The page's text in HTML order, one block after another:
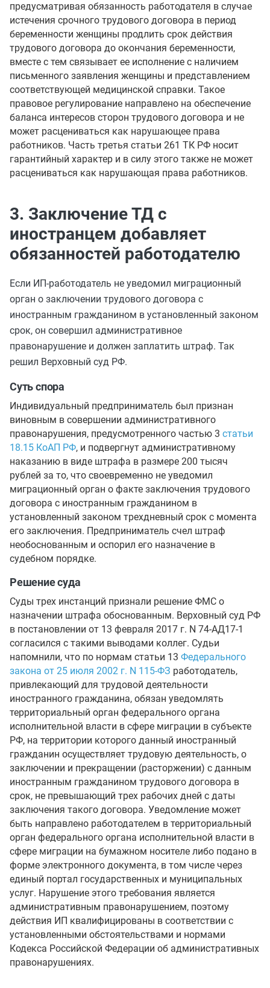
предусматривая обязанность работодателя в случае
истечения срочного трудового договора в период
беременности женщины продлить срок действия
трудового договора до окончания беременности,
вместе с тем связывает ее исполнение с наличием
письменного заявления женщины и представлением
соответствующей медицинской справки. Такое
правовое регулирование направлено на обеспечение
баланса интересов сторон трудового договора и не
может расцениваться как нарушающее права
работников. Часть третья статьи 261 ТК РФ носит
гарантийный характер и в силу этого также не может
расцениваться как нарушающая права работников.
3. Заключение ТД с
иностранцем добавляет
обязанностей работодателю
Если ИП-работодатель не уведомил миграционный
орган о заключении трудового договора с
иностранным гражданином в установленный законом
срок, он совершил административное
правонарушение и должен заплатить штраф. Так
решил Верховный суд РФ.
Суть спора
Индивидуальный предприниматель был признан
виновным в совершении административного
правонарушения, предусмотренного частью 3 статьи
18.15 КоАП РФ, и подвергнут административному
наказанию в виде штрафа в размере 200 тысяч
рублей за то, что своевременно не уведомил
миграционный орган о факте заключения трудового
договора с иностранным гражданином в
установленный законом трехдневный срок с момента
его заключения. Предприниматель счел штраф
необоснованным и оспорил его назначение в
судебном порядке.
Решение суда
Суды трех инстанций признали решение ФМС о
назначении штрафа обоснованным. Верховный суд РФ
в постановлении от 13 февраля 2017 г. N 74-АД17-1
согласился с такими выводами коллег. Судьи
напомнили, что по нормам статьи 13 Федерального
закона от 25 июля 2002 г. N 115-ФЗ работодатель,
привлекающий для трудовой деятельности
иностранного гражданина, обязан уведомлять
территориальный орган федерального органа
исполнительной власти в сфере миграции в субъекте
РФ, на территории которого данный иностранный
гражданин осуществляет трудовую деятельность, о
заключении и прекращении (расторжении) с данным
иностранным гражданином трудового договора в
срок, не превышающий трех рабочих дней с даты
заключения такого договора. Уведомление может
быть направлено работодателем в территориальный
орган федерального органа исполнительной власти в
сфере миграции на бумажном носителе либо подано в
форме электронного документа, в том числе через
единый портал государственных и муниципальных
услуг. Нарушение этого требования является
административным правонарушением, поэтому
действия ИП квалифицированы в соответствии с
установленными обстоятельствами и нормами
Кодекса Российской Федерации об административных
правонарушениях.